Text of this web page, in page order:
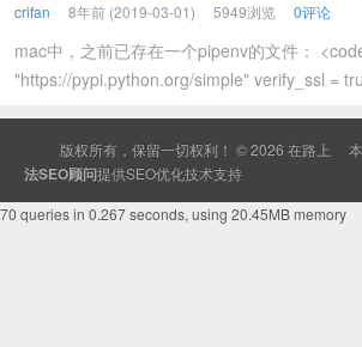
crifan 8年前 (2019-03-01) 5949浏览 0评论
mac中，之前已存在一个pipenv的文件：
"https://pypi.python.org/simple" verify_ssl =
版权所有，保留一切权利！ © 2026 在路上 本
法SEO顾问提供SEO优化技术支持
70 queries in 0.267 seconds, using 20.45MB memory